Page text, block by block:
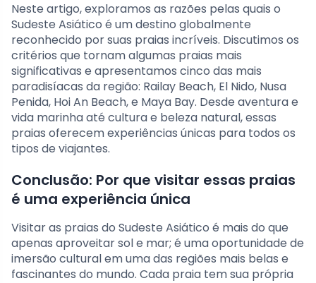
Neste artigo, exploramos as razões pelas quais o
Sudeste Asiático é um destino globalmente
reconhecido por suas praias incríveis. Discutimos os
critérios que tornam algumas praias mais
significativas e apresentamos cinco das mais
paradisíacas da região: Railay Beach, El Nido, Nusa
Penida, Hoi An Beach, e Maya Bay. Desde aventura e
vida marinha até cultura e beleza natural, essas
praias oferecem experiências únicas para todos os
tipos de viajantes.
Conclusão: Por que visitar essas praias
é uma experiência única
Visitar as praias do Sudeste Asiático é mais do que
apenas aproveitar sol e mar; é uma oportunidade de
imersão cultural em uma das regiões mais belas e
fascinantes do mundo. Cada praia tem sua própria